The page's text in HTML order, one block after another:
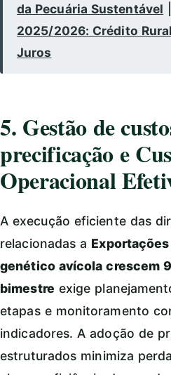
da Pecuária Sustentável
2025/2026: Crédito
Juros
5. Gestão de
precificação e
Operacional
A execução eficiente das
relacionadas a
genético avícola crescem
bimestre exige
etapas e monitoramento
indicadores. A adoção de
estruturados minimiza